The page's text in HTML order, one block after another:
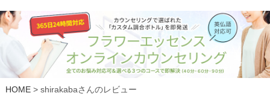
HOME shirakabaさんのレビュー